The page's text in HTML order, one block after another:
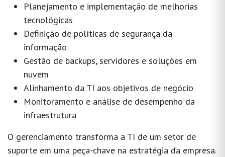
Planejamento e implementação de melhorias
tecnológicas
Definição de políticas de segurança da
informação
Gestão de backups, servidores e soluções em
nuvem
Alinhamento da TI aos objetivos de negócio
Monitoramento e análise de desempenho da
infraestrutura
O gerenciamento transforma a TI de um setor de
suporte em uma peça-chave na estratégia da empresa.